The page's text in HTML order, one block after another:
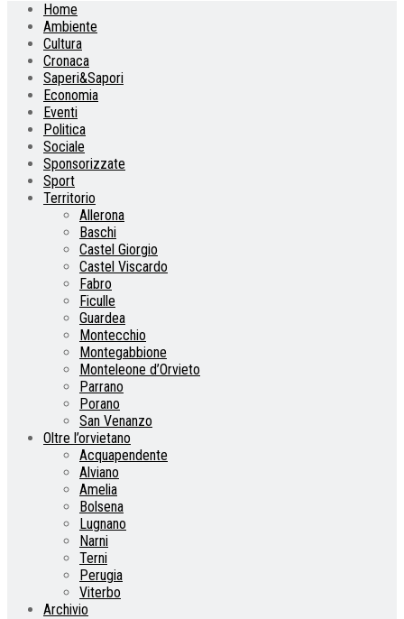
Home
Ambiente
Cultura
Cronaca
Saperi&Sapori
Economia
Eventi
Politica
Sociale
Sponsorizzate
Sport
Territorio
Allerona
Baschi
Castel Giorgio
Castel Viscardo
Fabro
Ficulle
Guardea
Montecchio
Montegabbione
Monteleone d’Orvieto
Parrano
Porano
San Venanzo
Oltre l’orvietano
Acquapendente
Alviano
Amelia
Bolsena
Lugnano
Narni
Terni
Perugia
Viterbo
Archivio